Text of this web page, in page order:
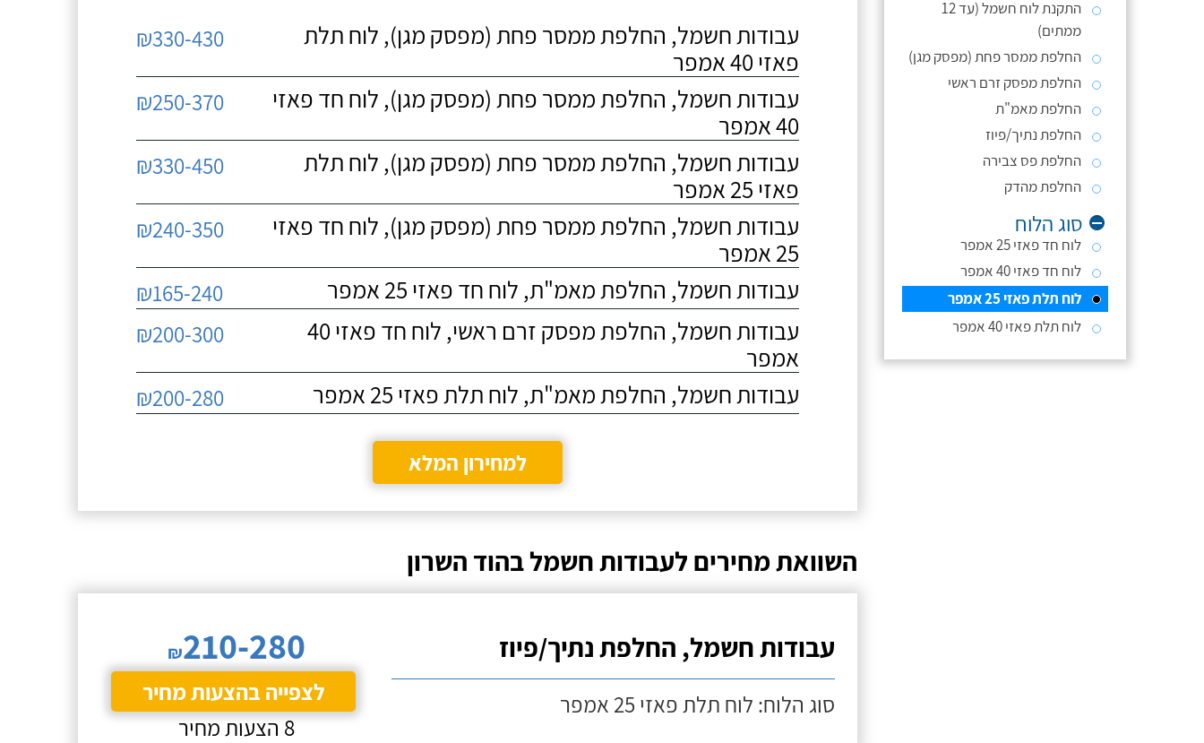
התקנת לוח חשמל (עד 12
ממתים)
החלפת ממסר פחת (מפסק מגן)
החלפת מפסק זרם ראשי
החלפת מאמ"ת
החלפת נתיך/פיוז
החלפת פס צבירה
החלפת מהדק
סוג הלוח
לוח חד פאזי 25 אמפר
לוח חד פאזי 40 אמפר
לוח תלת פאזי 25 אמפר
לוח תלת פאזי 40 אמפר
עבודות חשמל, החלפת ממסר פחת (מפסק מגן), לוח תלת
פאזי 40 אמפר
₪330-430
עבודות חשמל, החלפת ממסר פחת (מפסק מגן), לוח חד פאזי
40 אמפר
₪250-370
עבודות חשמל, החלפת ממסר פחת (מפסק מגן), לוח תלת
פאזי 25 אמפר
₪330-450
עבודות חשמל, החלפת ממסר פחת (מפסק מגן), לוח חד פאזי
25 אמפר
₪240-350
עבודות חשמל, החלפת מאמ"ת, לוח חד פאזי 25 אמפר ₪165-240
עבודות חשמל, החלפת מפסק זרם ראשי, לוח חד פאזי 40
אמפר
₪200-300
עבודות חשמל, החלפת מאמ"ת, לוח תלת פאזי 25 אמפר ₪200-280
למחירון המלא
השוואת מחירים לעבודות חשמל בהוד השרון
עבודות חשמל, החלפת נתיך/פיוז
סוג הלוח: לוח תלת פאזי 25 אמפר
₪210-280
לצפייה בהצעות מחיר
8 הצעות מחיר